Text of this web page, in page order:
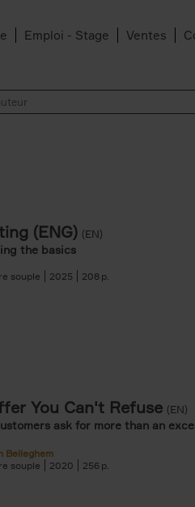
Emploi - Stage Ventes
(ENG) (EN)
the basics
souple
2025 208
You Can't Refuse (EN)
ask for more than an
Belleghem
souple
2020 256